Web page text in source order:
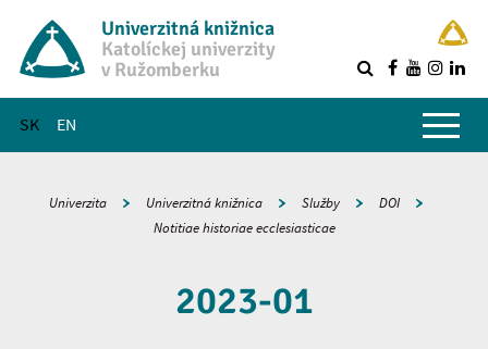
Univerzitná knižnica
Katolíckej univerzity
v Ružomberku
SK EN
Hlavné menu
Univerzita Univerzitná knižnica Služby
DOI
Notitiae historiae ecclesiasticae
2023-01